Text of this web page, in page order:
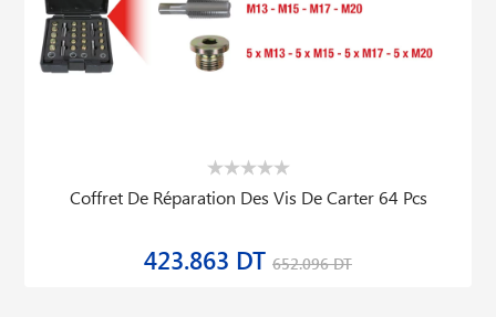
Coffret De Réparation Des Vis De Carter 64 Pcs
423.863 DT 652.096 DT